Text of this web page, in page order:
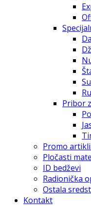
Pribor
Promo
Pločasti
ID bedževi
Radionička
Ostala
Kontakt